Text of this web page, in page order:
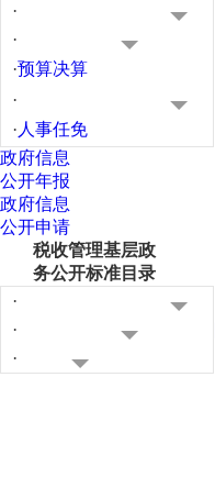
·
·
·预算决算
·
· 人事任免
政府信息
公开年报
政府信息
公开申请
税收管理基层政
务公开标准目录
·
·
·